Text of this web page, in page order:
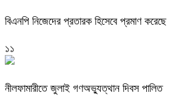
বিএনপি নিজেদের প্রতারক হিসেবে প্রমাণ করেছে
১১
নীলফামারীতে জুলাই গণঅভ্যুত্থান দিবস পালিত